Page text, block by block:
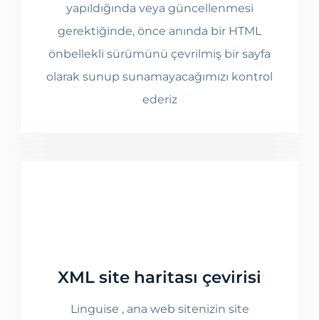
yapıldığında veya güncellenmesi
gerektiğinde, önce anında bir HTML
önbellekli sürümünü çevrilmiş bir sayfa
olarak sunup sunamayacağımızı kontrol
ederiz
XML site haritası çevirisi
Linguise , ana web sitenizin site